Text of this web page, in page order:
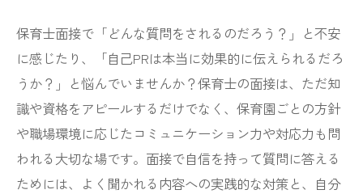
保育士面接で「どんな質問をされるのだろう？」と不安
に感じたり、「自己PRは本当に効果的に伝えられるだろ
うか？」と悩んでいませんか？保育士の面接は、ただ知
識や資格をアピールするだけでなく、保育園ごとの方針
や職場環境に応じたコミュニケーション力や対応力も問
われる大切な場です。面接で自信を持って質問に答える
ためには、よく聞かれる内容への実践的な対策と、自分